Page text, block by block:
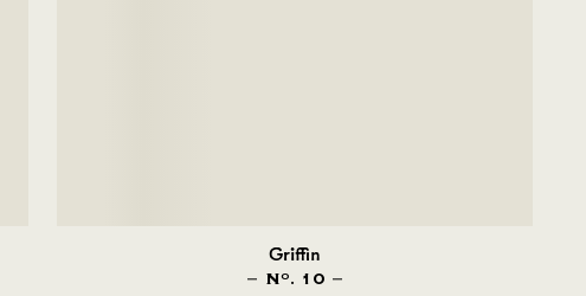
Griffin
NO . 10